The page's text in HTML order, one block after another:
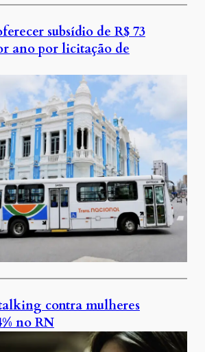
subsídio de R$ 73
ano por licitação de
contra mulheres
no RN